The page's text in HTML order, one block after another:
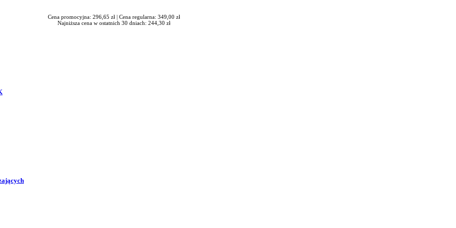
Cena promocyjna: 296,65 zł | Cena regularna: 349,00 zł
Najniższa cena w ostatnich 30 dniach: 244,30 zł